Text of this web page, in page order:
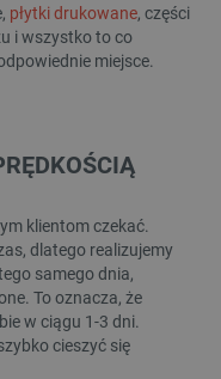
płytki drukowane, części
i wszystko to co
miejsce.
klientom czekać.
dlatego realizujemy
samego dnia,
To oznacza, że
w ciągu 1-3 dni.
cieszyć się